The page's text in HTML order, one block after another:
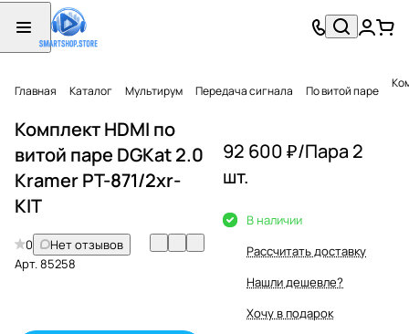
Главная Каталог Мультирум Передача сигнала По витой паре
Комплект HDMI по
витой паре DGKat 2.0
Kramer PT-871/2xr-
KIT
0
Нет отзывов
Арт.85258
92 600 ₽/Пара 2
шт.
В наличии
Рассчитать доставку
Нашли дешевле?
Хочу в подарок